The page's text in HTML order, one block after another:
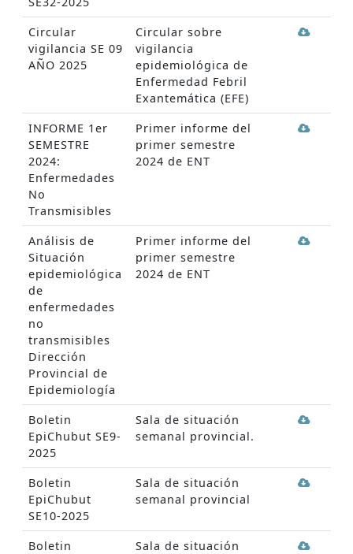
Circular
vigilancia SE 09
AÑO 2025
Circular sobre
vigilancia
epidemiológica de
Enfermedad Febril
Exantemática (EFE)
INFORME 1er
SEMESTRE
2024:
Enfermedades
No
Transmisibles
Primer informe del
primer semestre
2024 de ENT
Análisis de
Situación
epidemiológica
de
enfermedades
no
transmisibles
Dirección
Provincial de
Epidemiología
Primer informe del
primer semestre
2024 de ENT
Boletin
EpiChubut SE9-
2025
Sala de situación
semanal provincial.
Boletin
EpiChubut
SE10-2025
Sala de situación
semanal provincial
Boletin
Sala de situación